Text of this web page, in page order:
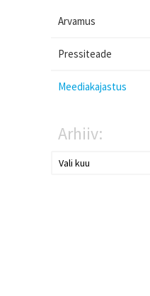
Arvamus
Pressiteade
Meediakajastus
Arhiiv: